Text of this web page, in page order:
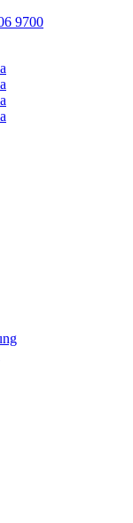
9700